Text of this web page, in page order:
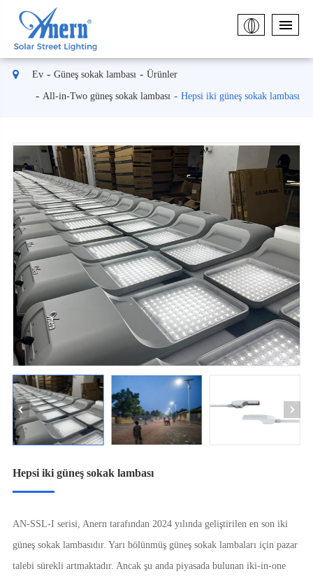
Ev Güneş sokak lambası Ürünler
All-in-Two güneş sokak lambası Hepsi iki güneş sokak lambası
Hepsi iki güneş sokak lambası
AN-SSL-I serisi, Anern tarafından 2024 yılında geliştirilen en son iki
güneş sokak lambasıdır. Yarı bölünmüş güneş sokak lambaları için pazar
talebi sürekli artmaktadır. Ancak şu anda piyasada bulunan iki-in-one